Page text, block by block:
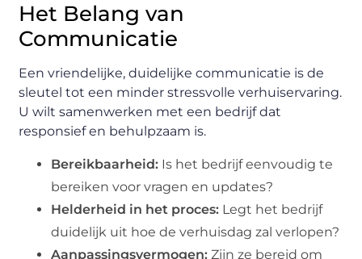
Het Belang van
Communicatie
Een vriendelijke, duidelijke communicatie is de
sleutel tot een minder stressvolle verhuiservaring.
U wilt samenwerken met een bedrijf dat
responsief en behulpzaam is.
Bereikbaarheid: Is het bedrijf eenvoudig te
bereiken voor vragen en updates?
Helderheid in het proces: Legt het bedrijf
duidelijk uit hoe de verhuisdag zal verlopen?
Aanpassingsvermogen: Zijn ze bereid om